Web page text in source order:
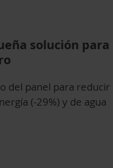
solución para
del panel para reducir
(-29%) y de agua